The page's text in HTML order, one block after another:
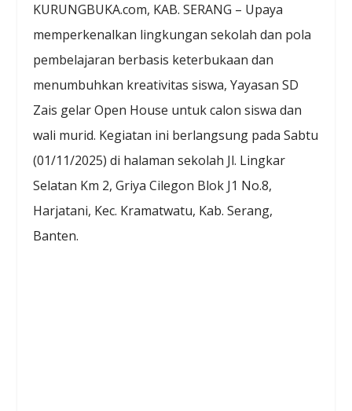
KURUNGBUKA.com, KAB. SERANG – Upaya
memperkenalkan lingkungan sekolah dan pola
pembelajaran berbasis keterbukaan dan
menumbuhkan kreativitas siswa, Yayasan SD
Zais gelar Open House untuk calon siswa dan
wali murid. Kegiatan ini berlangsung pada Sabtu
(01/11/2025) di halaman sekolah Jl. Lingkar
Selatan Km 2, Griya Cilegon Blok J1 No.8,
Harjatani, Kec. Kramatwatu, Kab. Serang,
Banten.